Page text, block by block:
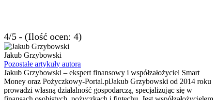
4/5 - (Ilość ocen: 4)
Jakub Grzybowski
Pozostałe artykuły autora
Jakub Grzybowski – ekspert finansowy i współzałożyciel Smart
Money oraz Pożyczkowy-Portal.plJakub Grzybowski od 2014 roku
prowadzi własną działalność gospodarczą, specjalizując się w